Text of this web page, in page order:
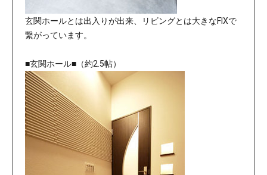
玄関ホールとは出入りが出来、リビングとは大きなFIXで
繋がっています。
■玄関ホール■（約2.5帖）